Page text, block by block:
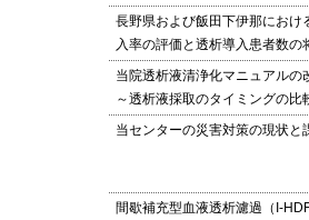
長野県および飯田下伊那におけ
入率の評価と透析導入患者数の
当院透析液清浄化マニュアルの
～透析液採取のタイミングの比
当センターの災害対策の現状と
間歇補充型血液透析濾過（I-